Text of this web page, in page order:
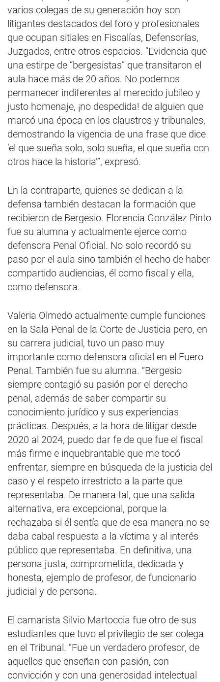
varios colegas de su generación hoy son
litigantes destacados del foro y profesionales
que ocupan sitiales en Fiscalías, Defensorías,
Juzgados, entre otros espacios. “Evidencia que
una estirpe de “bergesistas” que transitaron el
aula hace más de 20 años. No podemos
permanecer indiferentes al merecido jubileo y
justo homenaje, ¡no despedida! de alguien que
marcó una época en los claustros y tribunales,
demostrando la vigencia de una frase que dice
‘el que sueña solo, solo sueña, el que sueña con
otros hace la historia’”, expresó.
En la contraparte, quienes se dedican a la
defensa también destacan la formación que
recibieron de Bergesio. Florencia González Pinto
fue su alumna y actualmente ejerce como
defensora Penal Oficial. No solo recordó su
paso por el aula sino también el hecho de haber
compartido audiencias, él como fiscal y ella,
como defensora.
Valeria Olmedo actualmente cumple funciones
en la Sala Penal de la Corte de Justicia pero, en
su carrera judicial, tuvo un paso muy
importante como defensora oficial en el Fuero
Penal. También fue su alumna. “Bergesio
siempre contagió su pasión por el derecho
penal, además de saber compartir su
conocimiento jurídico y sus experiencias
prácticas. Después, a la hora de litigar desde
2020 al 2024, puedo dar fe de que fue el fiscal
más firme e inquebrantable que me tocó
enfrentar, siempre en búsqueda de la justicia del
caso y el respeto irrestricto a la parte que
representaba. De manera tal, que una salida
alternativa, era excepcional, porque la
rechazaba si él sentía que de esa manera no se
daba cabal respuesta a la víctima y al interés
público que representaba. En definitiva, una
persona justa, comprometida, dedicada y
honesta, ejemplo de profesor, de funcionario
judicial y de persona.
El camarista Silvio Martoccia fue otro de sus
estudiantes que tuvo el privilegio de ser colega
en el Tribunal. “Fue un verdadero profesor, de
aquellos que enseñan con pasión, con
convicción y con una generosidad intelectual